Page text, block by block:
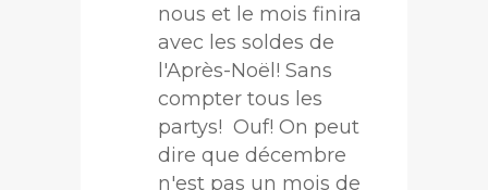
nous et le mois finira
avec les soldes de
l'Après-Noël! Sans
compter tous les
partys! Ouf! On peut
dire que décembre
n'est pas un mois de